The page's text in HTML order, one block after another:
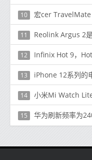
10 宏cer TravelMate
11 Reolink Argus 2
12 Infinix Hot 9，Hot 9
13 iPhone 12系列的
14 小米Mi Watch
15 华为刷新频率为